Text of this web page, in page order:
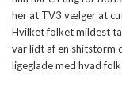
her at TV3 vælger at
Hvilket folket mildest
var lidt af en shitstorm
ligeglade med hvad folk